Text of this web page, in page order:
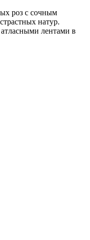
роз с сочным
натур.
лентами в